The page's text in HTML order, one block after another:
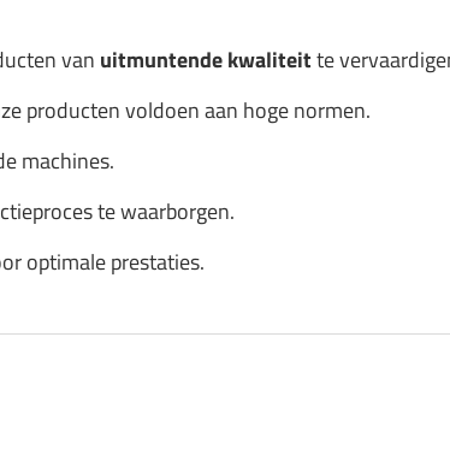
van uitmuntende kwaliteitte
producten voldoen aan hoge normen.
machines.
te waarborgen.
optimale prestaties.